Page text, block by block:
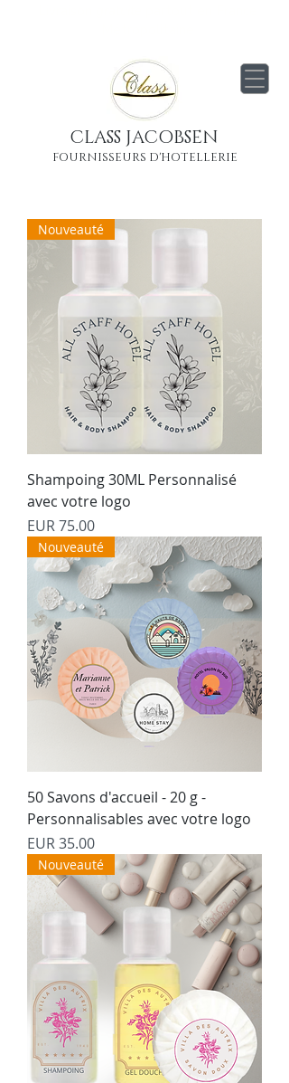
CLASS JACOBSEN
FOURNISSEURS D'HOTELLERIE
Nouveauté
Shampoing 30ML Personnalisé
avec votre logo
Precio
EUR 75.00
Nouveauté
50 Savons d'accueil - 20 g -
Personnalisables avec votre logo
Precio
EUR 35.00
Nouveauté